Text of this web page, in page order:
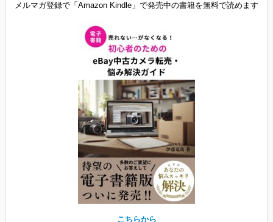
メルマガ登録で「Amazon Kindle」で発売中の書籍を無料で読めます
こちらから